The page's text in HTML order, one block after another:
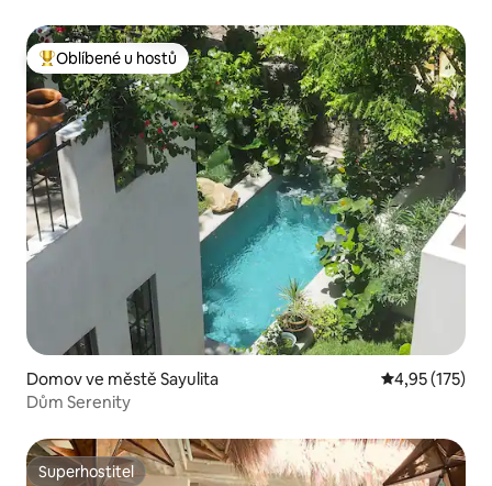
Nejlepší v kategorii Oblíbené u hostů
Oblíbené u hostů
Domov ve městě Sayulita Průměrné
4,95 (175)
Dům Serenity
Superhostitel
Superhostitel